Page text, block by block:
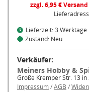
zzgl. 6,95 € Versand
Lieferzeit: 3 Werktage
Zustand: Neu
Verkäufer:
Meiners Hobby &
Große Kremper Str. 13
Impressum/AGB /